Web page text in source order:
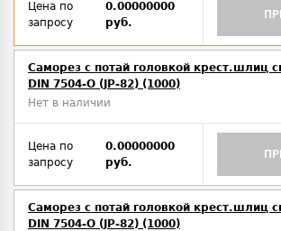
Цена по
запросу
0.00000000
руб.
Саморез с потай головкой крест.шлиц
DIN 7504-O (JP-82) (1000)
Нет в наличии
Цена по
запросу
0.00000000
руб.
Саморез с потай головкой крест.шлиц
DIN 7504-O (JP-82) (1000)